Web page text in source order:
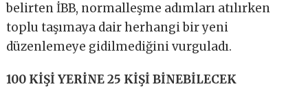
belirten İBB, normalleşme adımları atılırken
toplu taşımaya dair herhangi bir yeni
düzenlemeye gidilmediğini vurguladı.
100 KİŞİ YERİNE 25 KİŞİ BİNEBİLECEK